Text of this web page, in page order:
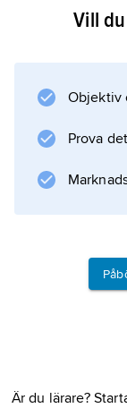
Paestum:
Vill
Objektiv
Prova
Är du lärare?